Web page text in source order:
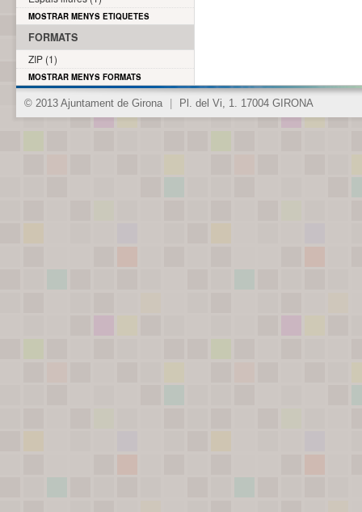
MOSTRAR MENYS ETIQUETES
FORMATS
ZIP (1)
MOSTRAR MENYS FORMATS
© 2013 Ajuntament de Girona Pl. del Vi, 1. 17004 GIRONA